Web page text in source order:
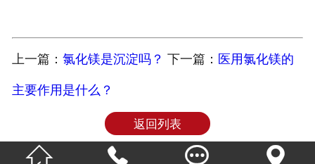
上一篇： 氯化镁是沉淀吗？ 下一篇： 医用氯化镁的
主要作用是什么？
返回列表
   